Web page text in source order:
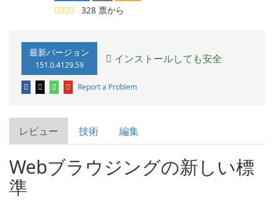
328 票から
最新バージョン
151.0.4129.59 インストールしても安全
Report a Problem
レビュー 技術 編集
Webブラウジングの新しい標
準